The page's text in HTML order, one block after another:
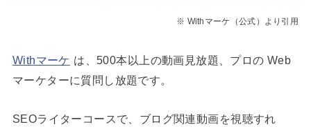
※ Withマーケ（公式）より引用
Withマーケ は、500本以上の動画見放題、プロの Web
マーケターに質問し放題です。
SEOライターコースで、ブログ関連動画を視聴すれ